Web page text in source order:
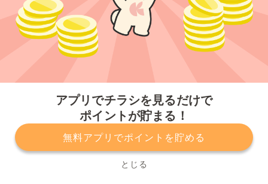
アプリでチラシを見るだけで
ポイントが貯まる！
無料アプリでポイントを貯める
とじる
プライバシーポリシー 利用規約
運営会社
サービスに関してのお問い合わせ